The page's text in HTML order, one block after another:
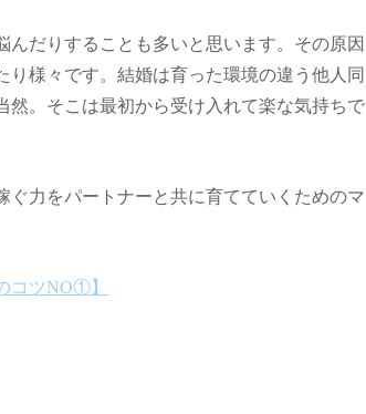
だりすることも多いと思います。その原因
様々です。結婚は育った環境の違う他人同
。そこは最初から受け入れて楽な気持ちで
力をパートナーと共に育てていくためのマ
コツNO①】